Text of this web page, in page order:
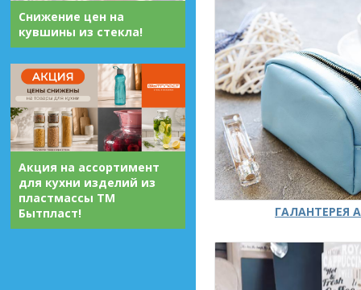
Снижение цен на
кувшины из стекла!
Акция на ассортимент
для кухни изделий из
пластмассы ТМ
Бытпласт!
ГАЛАНТЕРЕЯ